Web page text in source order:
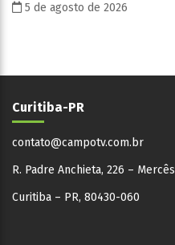
5 de agosto de 2026
Curitiba-PR
contato@campotv.com.br
R. Padre Anchieta, 226 – Mercês
Curitiba – PR, 80430-060